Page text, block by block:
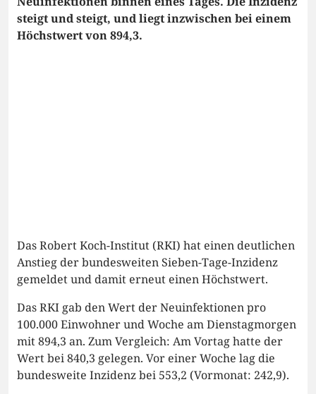
steigt und steigt, und liegt inzwischen bei einem
Höchstwert von 894,3.
Das Robert Koch-Institut (RKI) hat einen deutlichen
Anstieg der bundesweiten Sieben-Tage-Inzidenz
gemeldet und damit erneut einen Höchstwert.
Das RKI gab den Wert der Neuinfektionen pro
100.000 Einwohner und Woche am Dienstagmorgen
mit 894,3 an. Zum Vergleich: Am Vortag hatte der
Wert bei 840,3 gelegen. Vor einer Woche lag die
bundesweite Inzidenz bei 553,2 (Vormonat: 242,9).